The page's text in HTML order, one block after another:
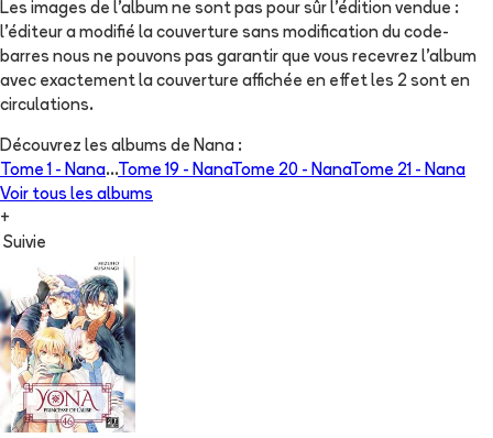
Les images de l'album ne sont pas pour sûr l'édition vendue :
l'éditeur a modifié la couverture sans modification du code-
barres nous ne pouvons pas garantir que vous recevrez l'album
avec exactement la couverture affichée en effet les 2 sont en
circulations.
Découvrez les albums de Nana :
Tome 1 - Nana...Tome 19 - NanaTome 20 - NanaTome 21 - Nana
Voir tous les albums
+
Suivie